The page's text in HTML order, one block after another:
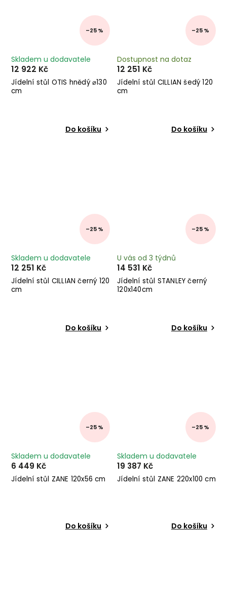
–25 %
Jídelní stůl OTIS hnědý ⌀130
cm
Skladem u dodavatele
12 922 Kč
Do košíku
–25 %
Jídelní stůl CILLIAN šedý 120
cm
Dostupnost na dotaz
12 251 Kč
Do košíku
–25 %
Jídelní stůl CILLIAN černý 120
cm
Skladem u dodavatele
12 251 Kč
Do košíku
–25 %
Jídelní stůl STANLEY černý
120x140cm
U vás od 3 týdnů
14 531 Kč
Do košíku
–25 %
Jídelní stůl ZANE 120x56 cm
Skladem u dodavatele
6 449 Kč
Do košíku
–25 %
Jídelní stůl ZANE 220x100 cm
Skladem u dodavatele
19 387 Kč
Do košíku